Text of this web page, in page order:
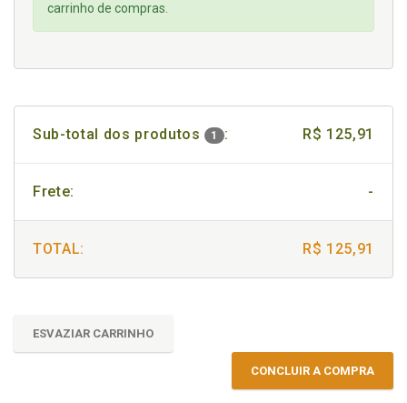
carrinho de compras.
Sub-total dos produtos 1 : R$ 125,91
Frete: -
TOTAL: R$ 125,91
ESVAZIAR CARRINHO
CONCLUIR A COMPRA